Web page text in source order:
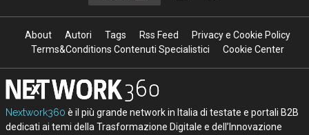
About Autori Tags Rss Feed
Privacy e Cookie Policy
Terms&Conditions Contenuti Specialistici
Cookie Center
Nextwork360 è il più grande network in Italia di testate e portali B2B
dedicati ai temi della Trasformazione Digitale e dell’Innovazione